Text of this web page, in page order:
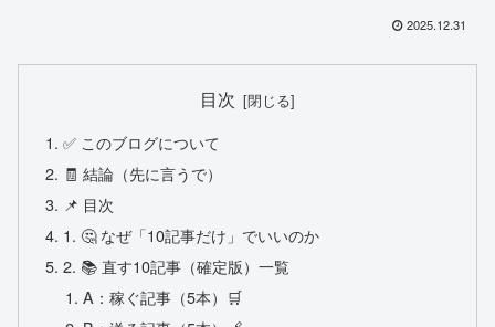
2025.12.31
目次
✅ このブログについて
🧾 結論（先に言うで）
📌 目次
1. 🤔 なぜ「10記事だけ」でいいのか
2. 📚 直す10記事（確定版）一覧
A：稼ぐ記事（5本）🛒